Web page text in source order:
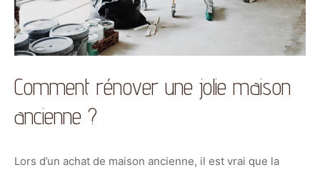
Comment rénover une jolie maison
ancienne ?
Lors d’un achat de maison ancienne, il est vrai que la